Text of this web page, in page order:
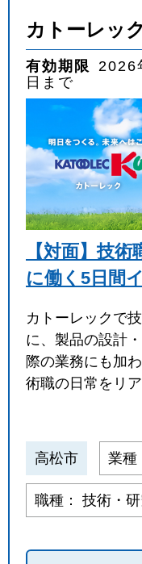
カトーレッ
有効期限
2026
日まで
【対面】技
に働く5日間
カトーレックで
に、製品の設計
際の業務にも加
術職の日常をリ
高松市 業種
職種： 技術・